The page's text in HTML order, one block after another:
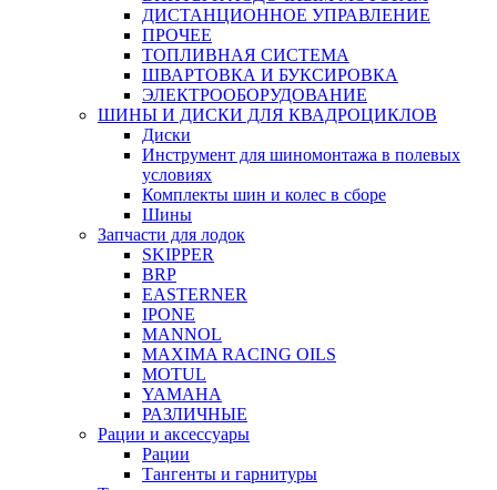
ДИСТАНЦИОННОЕ УПРАВЛЕНИЕ
ПРОЧЕЕ
ТОПЛИВНАЯ СИСТЕМА
ШВАРТОВКА И БУКСИРОВКА
ЭЛЕКТРООБОРУДОВАНИЕ
ШИНЫ И ДИСКИ ДЛЯ КВАДРОЦИКЛОВ
Диски
Инструмент для шиномонтажа в полевых
условиях
Комплекты шин и колес в сборе
Шины
Запчасти для лодок
SKIPPER
BRP
EASTERNER
IPONE
MANNOL
MAXIMA RACING OILS
MOTUL
YAMAHA
РАЗЛИЧНЫЕ
Рации и аксессуары
Рации
Тангенты и гарнитуры